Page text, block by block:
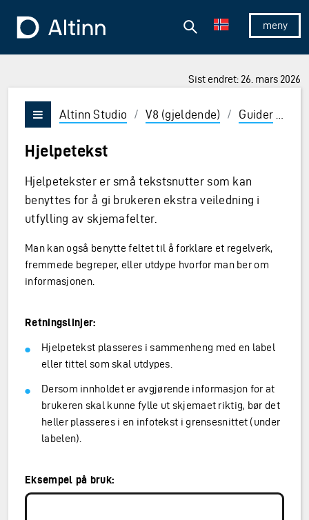
Vis/skjul
Søk
Sist endret: 26. mars 2026
og Enter for å velge
Vis/skjul meny
Altinn Studio / V8 (gjeldende) / Guider
Hjelpetekst
Hjelpetekster er små tekstsnutter som kan
benyttes for å gi brukeren ekstra veiledning i
utfylling av skjemafelter.
Man kan også benytte feltet til å forklare et regelverk,
fremmede begreper, eller utdype hvorfor man ber om
informasjonen.
Retningslinjer:
Hjelpetekst plasseres i sammenheng med en label
eller tittel som skal utdypes.
Dersom innholdet er avgjørende informasjon for at
brukeren skal kunne fylle ut skjemaet riktig, bør det
heller plasseres i en infotekst i grensesnittet (under
labelen).
Eksempel på bruk: